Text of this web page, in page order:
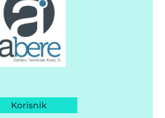
Korisnik